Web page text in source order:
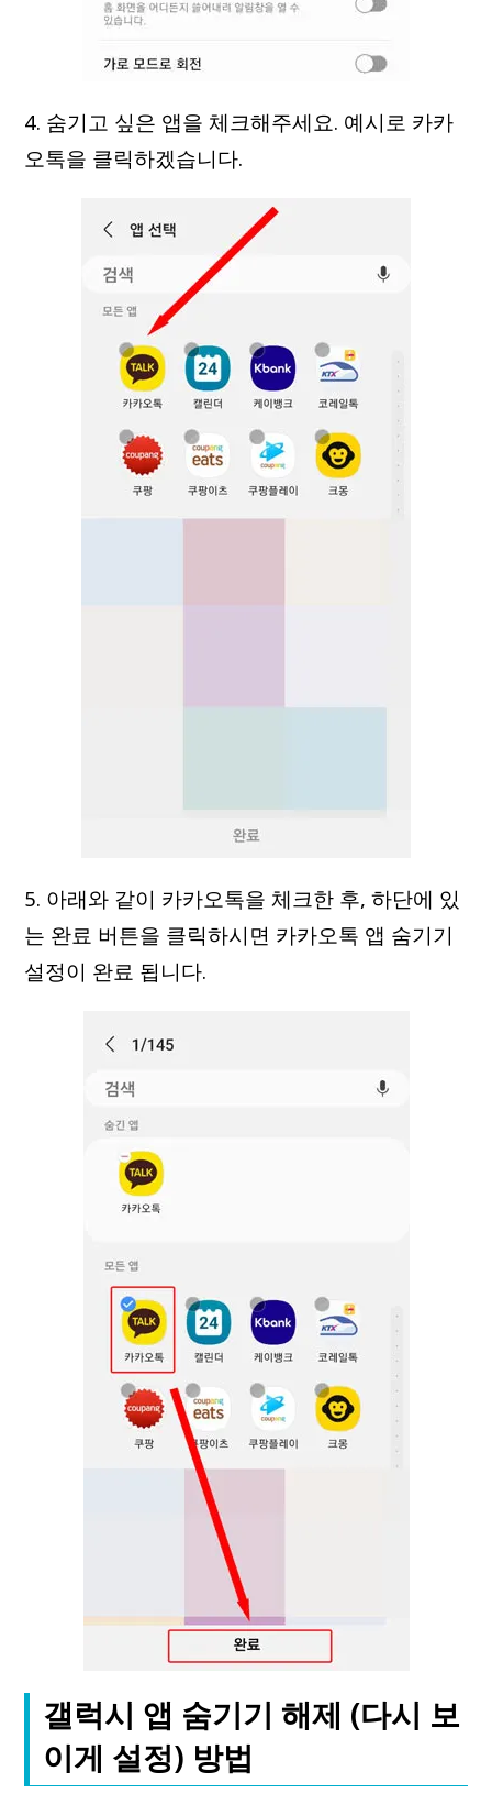
4. 숨기고 싶은 앱을 체크해주세요. 예시로 카카
오톡을 클릭하겠습니다.
5. 아래와 같이 카카오톡을 체크한 후, 하단에 있
는 완료 버튼을 클릭하시면 카카오톡 앱 숨기기
설정이 완료 됩니다.
갤럭시 앱 숨기기 해제 (다시 보
이게 설정) 방법